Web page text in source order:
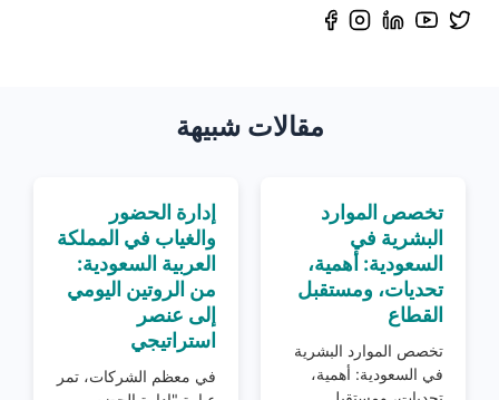
مقالات شبيهة
تخصص الموارد
البشرية في
السعودية: أهمية،
تحديات، ومستقبل
القطاع
تخصص الموارد البشرية
في السعودية: أهمية،
إدارة الحضور
والغياب في المملكة
العربية السعودية:
من الروتين اليومي
إلى عنصر
استراتيجي
في معظم الشركات، تمر